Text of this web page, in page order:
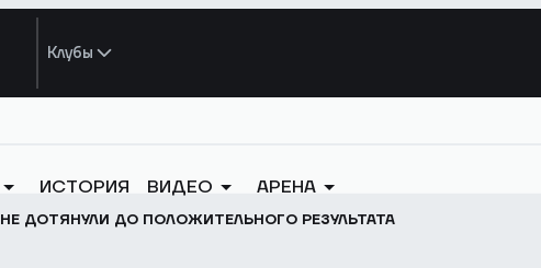
Клубы
ИСТОРИЯ ВИДЕО АРЕНА
НЕ ДОТЯНУЛИ ДО ПОЛОЖИТЕЛЬНОГО РЕЗУЛЬТАТА